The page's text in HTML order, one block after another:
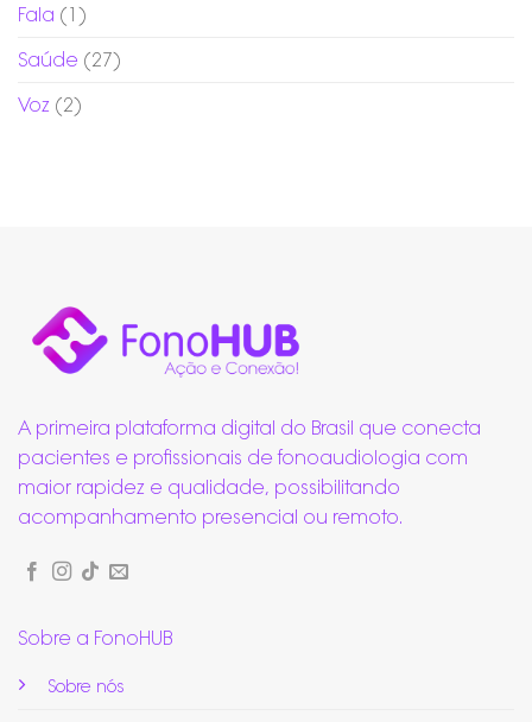
Fala (1)
Saúde (27)
Voz (2)
A primeira plataforma digital do Brasil que conecta
pacientes e profissionais de fonoaudiologia com
maior rapidez e qualidade, possibilitando
acompanhamento presencial ou remoto.
Sobre a FonoHUB
Sobre nós